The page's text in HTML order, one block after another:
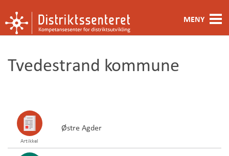
MENY
Kontakt oss
Om oss
Tvedestrand kommune
Artikkel
Østre Agder